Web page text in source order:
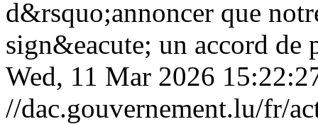
d&rsquo;annoncer que
sign&eacute; un accord
Wed, 11 Mar 2026
//dac.gouvernement.lu/fr/